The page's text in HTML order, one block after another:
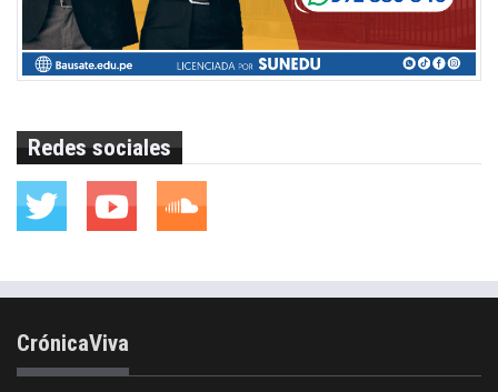
Redes sociales
CrónicaViva